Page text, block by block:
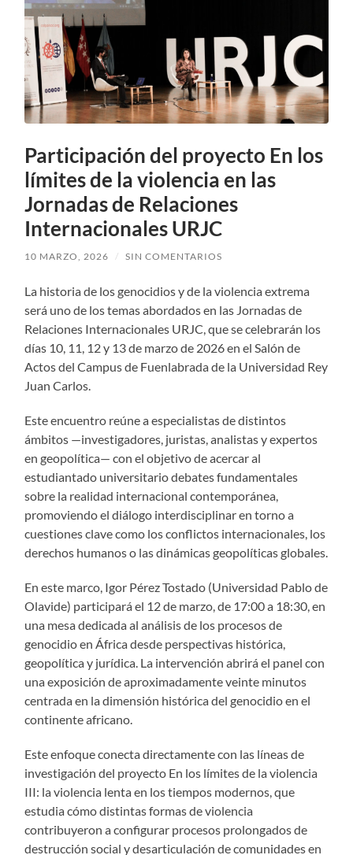
Participación del proyecto En los
límites de la violencia en las
Jornadas de Relaciones
Internacionales URJC
10 MARZO, 2026 / SIN COMENTARIOS
La historia de los genocidios y de la violencia extrema
será uno de los temas abordados en las Jornadas de
Relaciones Internacionales URJC, que se celebrarán los
días 10, 11, 12 y 13 de marzo de 2026 en el Salón de
Actos del Campus de Fuenlabrada de la Universidad Rey
Juan Carlos.
Este encuentro reúne a especialistas de distintos
ámbitos —investigadores, juristas, analistas y expertos
en geopolítica— con el objetivo de acercar al
estudiantado universitario debates fundamentales
sobre la realidad internacional contemporánea,
promoviendo el diálogo interdisciplinar en torno a
cuestiones clave como los conflictos internacionales, los
derechos humanos o las dinámicas geopolíticas globales.
En este marco, Igor Pérez Tostado (Universidad Pablo de
Olavide) participará el 12 de marzo, de 17:00 a 18:30, en
una mesa dedicada al análisis de los procesos de
genocidio en África desde perspectivas histórica,
geopolítica y jurídica. La intervención abrirá el panel con
una exposición de aproximadamente veinte minutos
centrada en la dimensión histórica del genocidio en el
continente africano.
Este enfoque conecta directamente con las líneas de
investigación del proyecto En los límites de la violencia
III: la violencia lenta en los tiempos modernos, que
estudia cómo distintas formas de violencia
contribuyeron a configurar procesos prolongados de
destrucción social y desarticulación de comunidades en